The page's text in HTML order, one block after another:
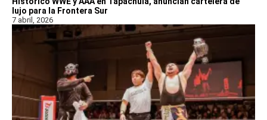
lujo para la Frontera Sur
7 abril, 2026